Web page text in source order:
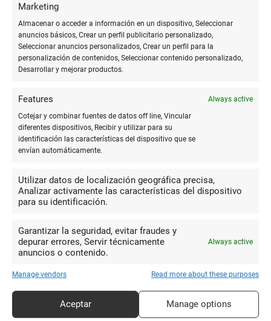
Marketing
Almacenar o acceder a información en un dispositivo, Seleccionar
anuncios básicos, Crear un perfil publicitario personalizado,
Seleccionar anuncios personalizados, Crear un perfil para la
personalización de contenidos, Seleccionar contenido personalizado,
Desarrollar y mejorar productos.
Features
Always active
Cotejar y combinar fuentes de datos off line, Vincular
diferentes dispositivos, Recibir y utilizar para su
identificación las características del dispositivo que se
envían automáticamente.
Utilizar datos de localización geográfica precisa,
Analizar activamente las características del dispositivo
para su identificación.
Garantizar la seguridad, evitar fraudes y
depurar errores, Servir técnicamente
anuncios o contenido.
Always active
Manage vendors Read more about these purposes
Aceptar Manage options
las cosas muy mal compañerismo delante mia ,he sentido
vergüenza ajena y muy mal atendida , nunca más volveré
ECHEVERRIA
EBRATH
competitivos y un surtido muy completo.
Recomendado
The Delic
Buen sitio para echar la quiniela
Juan P. P.
Cabral
Comercio dedicado a
plastificados y un gran surtido en regalos y material
escolar.Miguel eres un crack.Lo recomiendo.